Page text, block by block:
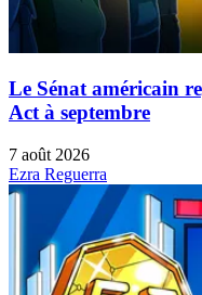
Le Sénat américain
Act à septembre
7 août 2026
Ezra Reguerra